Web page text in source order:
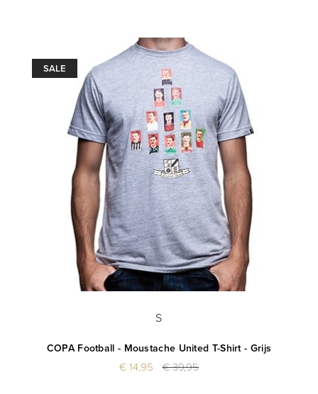
SALE
S
COPA Football - Moustache United T-Shirt - Grijs
€ 14,95 € 39,95